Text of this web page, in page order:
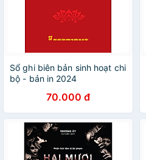
Sổ ghi biên bản sinh hoạt chi
bộ - bản in 2024
70.000 đ